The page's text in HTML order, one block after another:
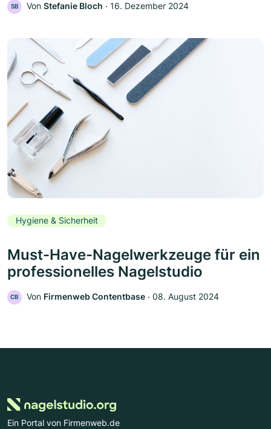
SB Von Stefanie Bloch ‧ 16. Dezember 2024
Hygiene & Sicherheit
Must-Have-Nagelwerkzeuge für ein
professionelles Nagelstudio
CB Von Firmenweb Contentbase ‧ 08. August 2024
Ein Portal von Firmenweb.de